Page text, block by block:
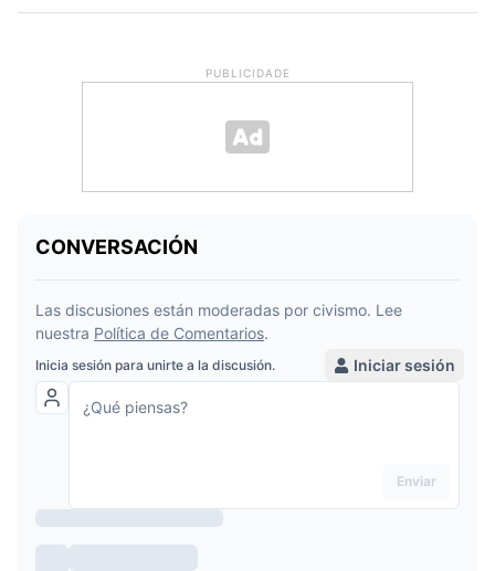
PUBLICIDADE